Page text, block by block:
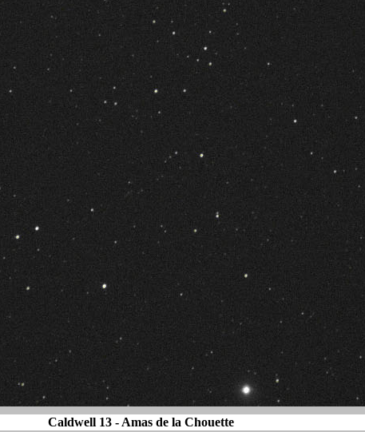
Caldwell 13 - Amas de la Chouette